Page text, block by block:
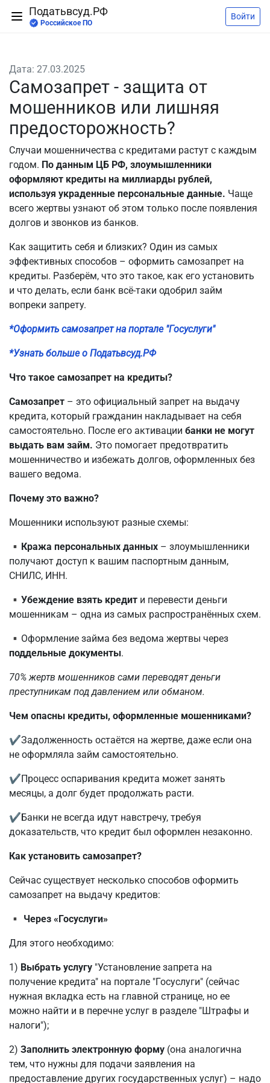
Податьвсуд.РФ
Российское ПО
Войти
Дата: 27.03.2025
Самозапрет - защита от
мошенников или лишняя
предосторожность?
Случаи мошенничества с кредитами растут с каждым
годом. По данным ЦБ РФ, злоумышленники
оформляют кредиты на миллиарды рублей,
используя украденные персональные данные. Чаще
всего жертвы узнают об этом только после появления
долгов и звонков из банков.
Как защитить себя и близких? Один из самых
эффективных способов – оформить самозапрет на
кредиты. Разберём, что это такое, как его установить
и что делать, если банк всё-таки одобрил займ
вопреки запрету.
*Оформить самозапрет на портале "Госуслуги"
*Узнать больше о Податьвсуд.РФ
Что такое самозапрет на кредиты?
Самозапрет – это официальный запрет на выдачу
кредита, который гражданин накладывает на себя
самостоятельно. После его активации банки не могут
выдать вам займ. Это помогает предотвратить
мошенничество и избежать долгов, оформленных без
вашего ведома.
Почему это важно?
Мошенники используют разные схемы:
▪️ Кража персональных данных – злоумышленники
получают доступ к вашим паспортным данным,
СНИЛС, ИНН.
▪️ Убеждение взять кредит и перевести деньги
мошенникам – одна из самых распространённых схем.
▪️ Оформление займа без ведома жертвы через
поддельные документы.
70% жертв мошенников сами переводят деньги
преступникам под давлением или обманом.
Чем опасны кредиты, оформленные мошенниками?
✔️Задолженность остаётся на жертве, даже если она
не оформляла займ самостоятельно.
✔️Процесс оспаривания кредита может занять
месяцы, а долг будет продолжать расти.
✔️Банки не всегда идут навстречу, требуя
доказательств, что кредит был оформлен незаконно.
Как установить самозапрет?
Сейчас существует несколько способов оформить
самозапрет на выдачу кредитов:
▪️ Через «Госуслуги»
Для этого необходимо:
1) Выбрать услугу "Установление запрета на
получение кредита" на портале "Госуслуги" (сейчас
нужная вкладка есть на главной странице, но ее
можно найти и в перечне услуг в разделе "Штрафы и
налоги");
2) Заполнить электронную форму (она аналогична
тем, что нужны для подачи заявления на
предоставление других государственных услуг) – надо